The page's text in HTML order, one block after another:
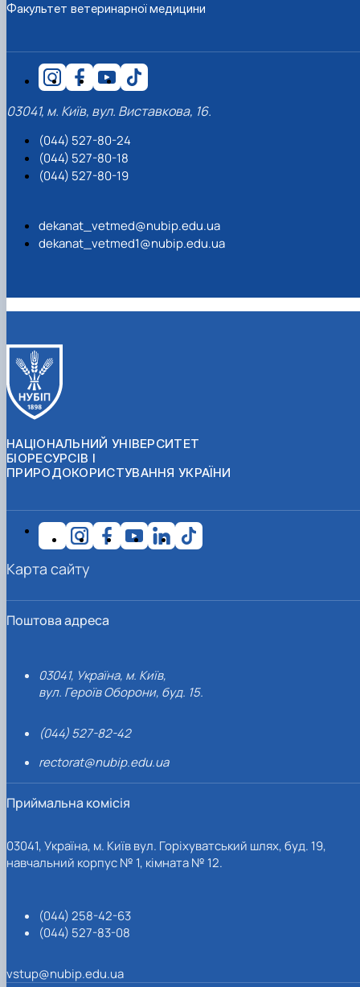
Факультет ветеринарної медицини
03041, м. Київ, вул. Виставкова, 16.
(044) 527-80-24
(044) 527-80-18
(044) 527-80-19
dekanat_vetmed@nubip.edu.ua
dekanat_vetmed1@nubip.edu.ua
НАЦІОНАЛЬНИЙ УНІВЕРСИТЕТ
БІОРЕСУРСІВ І
ПРИРОДОКОРИСТУВАННЯ УКРАЇНИ
Поштова адреса
03041, Україна, м. Київ,
вул. Героїв Оборони, буд. 15.
(044) 527-82-42
rectorat@nubip.edu.ua
Приймальна комісія
03041, Україна, м. Київ вул. Горіхуватський шлях, буд. 19,
навчальний корпус № 1, кімната № 12.
(044) 258-42-63
(044) 527-83-08
vstup@nubip.edu.ua
Карта сайту